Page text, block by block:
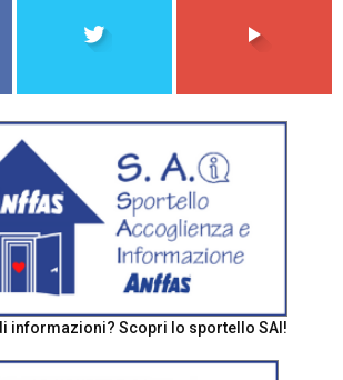
informazioni? Scopri lo sportello SAI!